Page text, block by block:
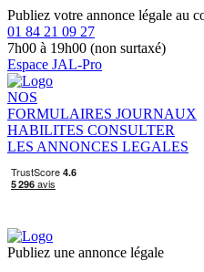
Publiez votre annonce légale au
01 84 21 09 27
7h00 à 19h00 (non surtaxé)
Espace JAL-Pro
NOS
FORMULAIRES JOURNAUX
HABILITES CONSULTER
LES ANNONCES LEGALES
Publiez une annonce légale